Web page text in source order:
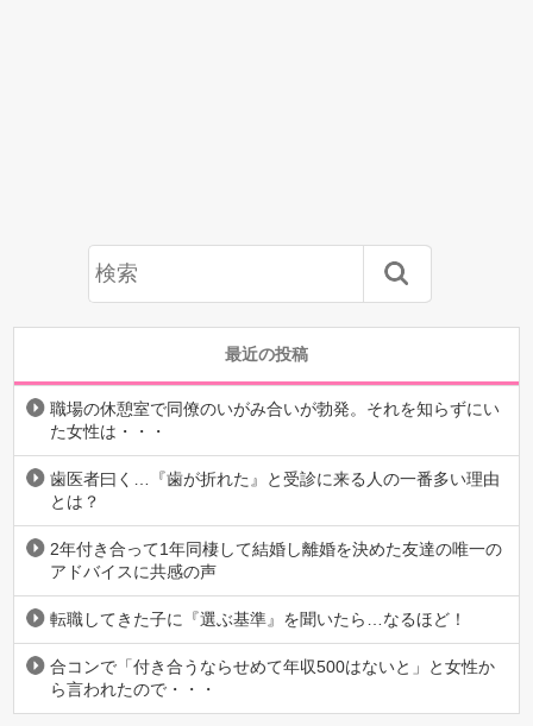
最近の投稿
職場の休憩室で同僚のいがみ合いが勃発。それを知らずにい
た女性は・・・
歯医者曰く…『歯が折れた』と受診に来る人の一番多い理由
とは？
2年付き合って1年同棲して結婚し離婚を決めた友達の唯一の
アドバイスに共感の声
転職してきた子に『選ぶ基準』を聞いたら…なるほど！
合コンで「付き合うならせめて年収500はないと」と女性か
ら言われたので・・・